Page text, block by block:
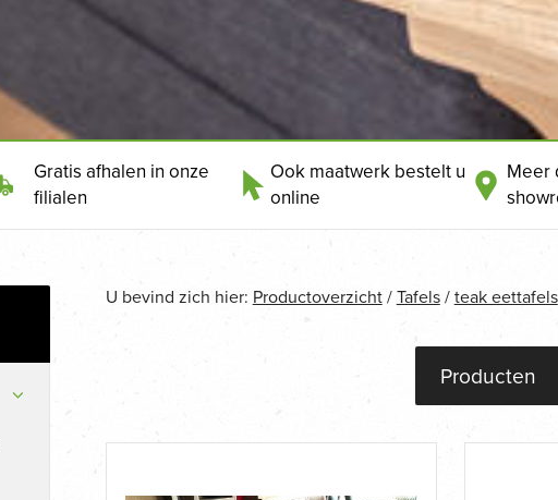
Gratis afhalen in onze
filialen
Ook maatwerk bestelt u
online
Meer
U bevind zich hier: Productoverzicht/ Tafels/ teak eettafels
Producten